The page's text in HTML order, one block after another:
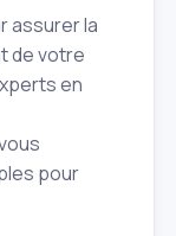
assurer la
de votre
en
pour